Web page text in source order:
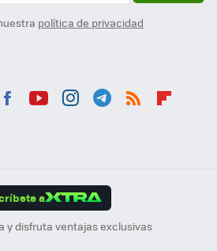
política de privacidad
a
y disfruta ventajas exclusivas